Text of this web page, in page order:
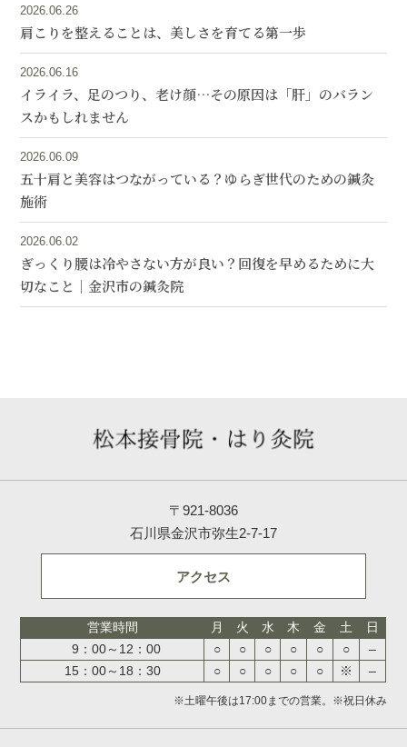
2026.06.26
肩こりを整えることは、美しさを育てる第一歩
2026.06.16
イライラ、足のつり、老け顔…その原因は「肝」のバラン
スかもしれません
2026.06.09
五十肩と美容はつながっている？ゆらぎ世代のための鍼灸
施術
2026.06.02
ぎっくり腰は冷やさない方が良い？回復を早めるために大
切なこと｜金沢市の鍼灸院
〒921-8036
石川県金沢市弥生2-7-17
アクセス
営業時間 月 火 水 木 金 土
日
9：00～12：00
○ ○ ○ ○ ○ ○
–
15：00～18：30
○ ○ ○ ○ ○ ※ –
※土曜午後は17:00までの営業。※祝日休み